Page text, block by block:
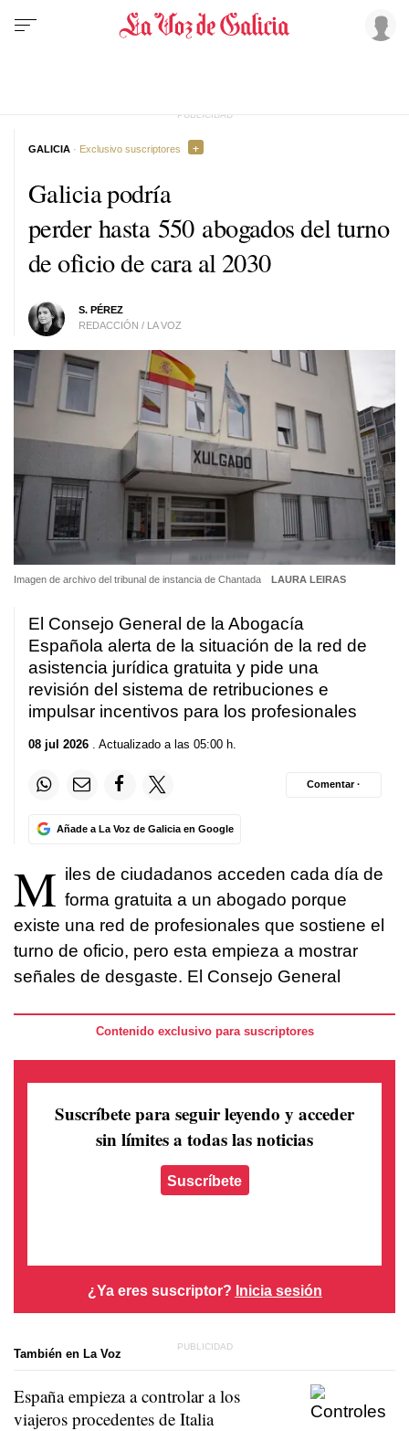
Galicia podría
perder hasta 550 abogados del turno
de oficio de cara al 2030
S. PÉREZ
REDACCIÓN / LA VOZ
GALICIA · Exclusivo suscriptores
Imagen de archivo del tribunal de instancia de Chantada LAURA LEIRAS
El Consejo General de la Abogacía
Española alerta de la situación de la red de
asistencia jurídica gratuita y pide una
revisión del sistema de retribuciones e
impulsar incentivos para los profesionales
08 jul 2026 . Actualizado a las 05:00 h.
Añade a La Voz de Galicia en Google
Comentar ·
M iles de ciudadanos acceden cada día de
forma gratuita a un abogado porque
existe una red de profesionales que sostiene el
turno de oficio, pero esta empieza a mostrar
señales de desgaste. El Consejo General
Contenido exclusivo para suscriptores
Suscríbete para seguir leyendo y acceder
sin límites a todas las noticias
Suscríbete
¿Ya eres suscriptor? Inicia sesión
También en La Voz
España empieza a controlar a los
viajeros procedentes de Italia